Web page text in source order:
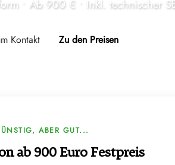
• Ab 900 € • Inkl. technischer
Kontakt Zu den Preisen
ABER GUT...
ab 900 Euro Festpreis